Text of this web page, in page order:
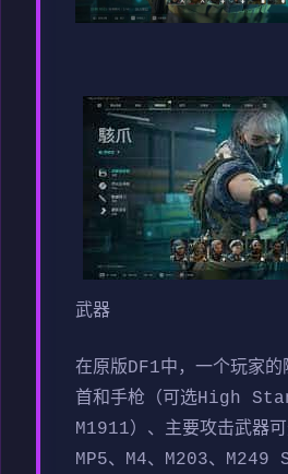
武器
在原版DF1中，一个玩家的
首和手枪（可选High
M1911）、主要攻击武器
MP5、M4、M203、M249